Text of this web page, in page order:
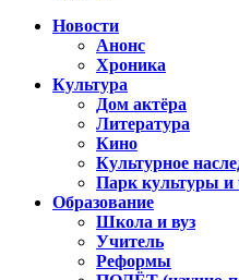
Новости
Анонс
Хроника
Культура
Дом актёра
Литература
Кино
Культурное
Парк культуры и
Образование
Школа и вуз
Учитель
Реформы